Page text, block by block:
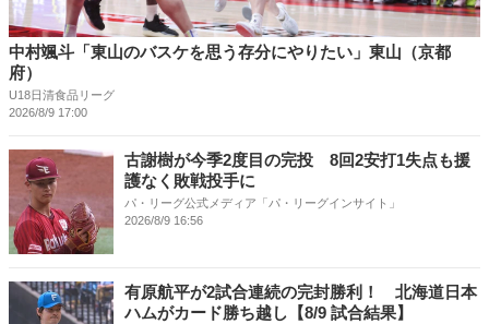
中村颯斗「東山のバスケを思う存分にやりたい」東山（京都
府）
U18日清食品リーグ
2026/8/9 17:00
古謝樹が今季2度目の完投 8回2安打1失点も援
護なく敗戦投手に
パ・リーグ公式メディア「パ・リーグインサイト」
2026/8/9 16:56
有原航平が2試合連続の完封勝利！ 北海道日本
ハムがカード勝ち越し【8/9 試合結果】